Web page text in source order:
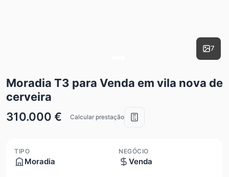
7
Moradia T3 para Venda em vila nova de
cerveira
310.000 €
Calcular prestação
TIPO
Moradia
NEGÓCIO
Venda